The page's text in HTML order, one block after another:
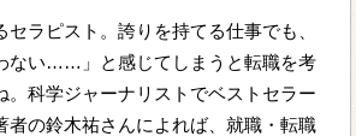
セラピスト。誇りを持てる仕事でも、
ない……」と感じてしまうと転職を考
。科学ジャーナリストでベストセラー
者の鈴木祐さんによれば、就職・転職